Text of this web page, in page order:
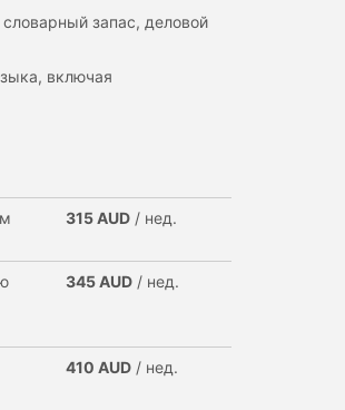
запас, деловой
включая
315 AUD / нед.
345 AUD / нед.
410 AUD / нед.